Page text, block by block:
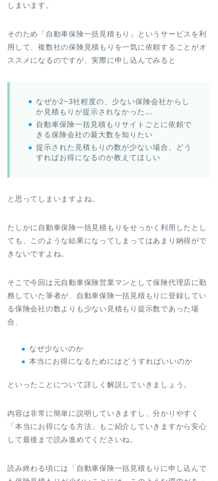
しまいます。
そのため「自動車保険一括見積もり」というサービスを利
用して、複数社の保険見積もりを一気に依頼することがオ
ススメになるのですが、実際に申し込んでみると
なぜか2~3社程度の、少ない保険会社からし
か見積もりが提示されなかった…
自動車保険一括見積もりサイトごとに依頼で
きる保険会社の最大数を知りたい
提示された見積もりの数が少ない場合、どう
すればお得になるのか教えてほしい
と思ってしまいますよね。
たしかに自動車保険一括見積もりをせっかく利用したとし
ても、このような結果になってしまってはあまり納得がで
きないですよね。
そこで今回は元自動車保険営業マンとして保険代理店に勤
務していた筆者が、自動車保険一括見積もりに登録してい
る保険会社の数よりも少ない見積もり提示数であった場
合、
なぜ少ないのか
本当にお得になるためにはどうすればいいのか
といったことについて詳しく解説していきましょう。
内容は非常に簡単に説明していきますし、分かりやすく
「本当にお得になる方法」もご紹介していきますから安心
して最後まで読み進めてくださいね。
読み終わる頃には「自動車保険一括見積もりに申し込んで